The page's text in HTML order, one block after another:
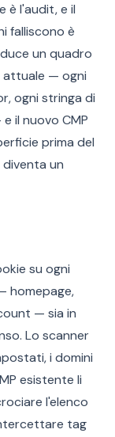
è l'audit, e il
falliscono è
un quadro
attuale — ogni
ogni stringa di
il nuovo CMP
prima del
un
su ogni
homepage,
— sia in
Lo scanner
i domini
esistente li
l'elenco
tag